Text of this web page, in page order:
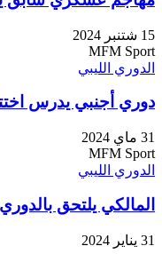
15 شتنبر 2024
MFM Sport
الدوري الليبي
دوري أجنبي يدرس
31 ماي 2024
MFM Sport
الدوري الليبي
المالكي يلتحق
31 يناير 2024